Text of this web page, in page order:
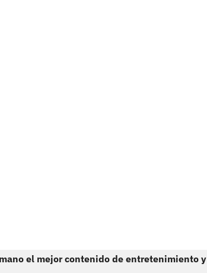
el mejor contenido de entretenimiento y